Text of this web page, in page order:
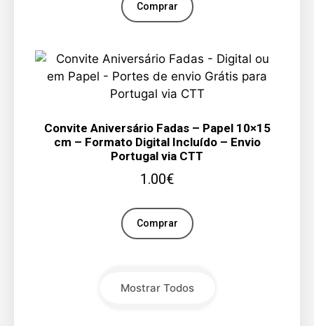
Comprar
Convite Aniversário Fadas – Papel 10×15
cm – Formato Digital Incluído – Envio
Portugal via CTT
1.00€
Comprar
Mostrar Todos